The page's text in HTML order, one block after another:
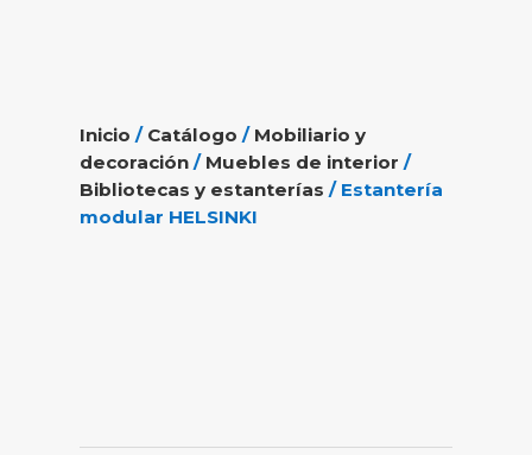
Inicio / Catálogo / Mobiliario y
decoración / Muebles de interior /
Bibliotecas y estanterías / Estantería
modular HELSINKI